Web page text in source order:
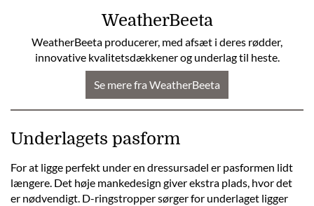
WeatherBeeta
WeatherBeeta producerer, med afsæt i deres rødder,
innovative kvalitetsdækkener og underlag til heste.
Se mere fra WeatherBeeta
Underlagets pasform
For at ligge perfekt under en dressursadel er pasformen lidt
længere. Det høje mankedesign giver ekstra plads, hvor det
er nødvendigt. D-ringstropper sørger for underlaget ligger